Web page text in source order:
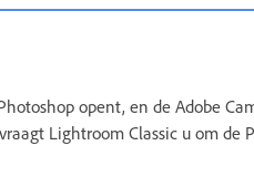
opent, en de Adobe
Lightroom Classic u om de